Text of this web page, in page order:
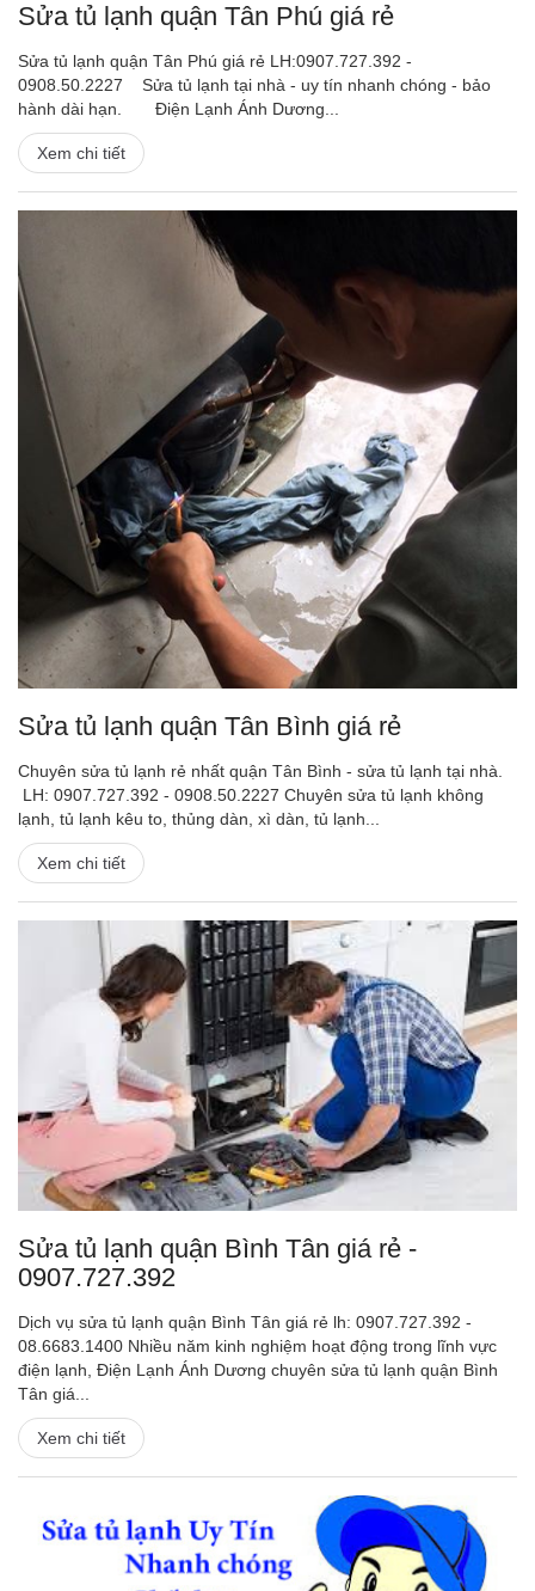
Sửa tủ lạnh quận Tân Phú giá rẻ
Sửa tủ lạnh quận Tân Phú giá rẻ LH:0907.727.392 -
0908.50.2227 Sửa tủ lạnh tại nhà - uy tín nhanh chóng - bảo
hành dài hạn. Điện Lạnh Ánh Dương...
Xem chi tiết
Sửa tủ lạnh quận Tân Bình giá rẻ
Chuyên sửa tủ lạnh rẻ nhất quận Tân Bình - sửa tủ lạnh tại nhà.
LH: 0907.727.392 - 0908.50.2227 Chuyên sửa tủ lạnh không
lạnh, tủ lạnh kêu to, thủng dàn, xì dàn, tủ lạnh...
Xem chi tiết
Sửa tủ lạnh quận Bình Tân giá rẻ -
0907.727.392
Dịch vụ sửa tủ lạnh quận Bình Tân giá rẻ lh: 0907.727.392 -
08.6683.1400 Nhiều năm kinh nghiệm hoạt động trong lĩnh vực
điện lạnh, Điện Lạnh Ánh Dương chuyên sửa tủ lạnh quận Bình
Tân giá...
Xem chi tiết